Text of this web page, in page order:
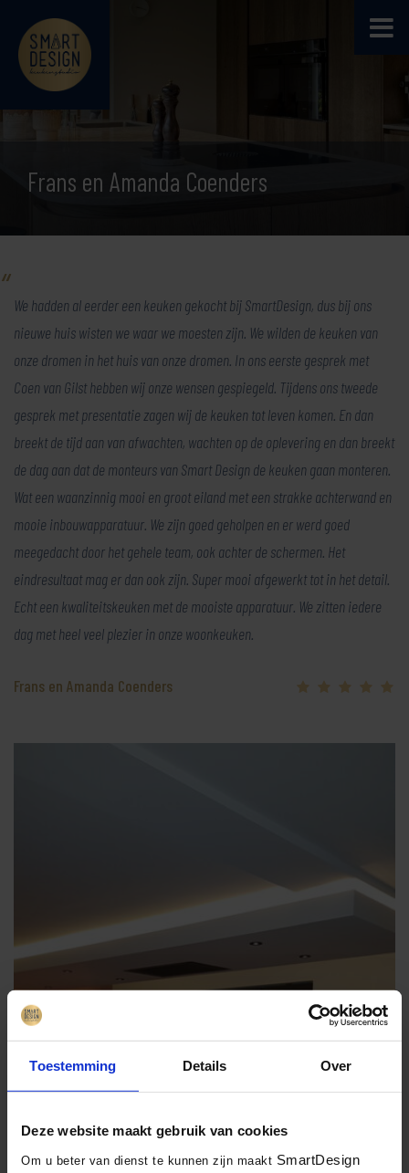
Toestemming Details Over
Deze website maakt gebruik van cookies
Om u beter van dienst te kunnen zijn maakt SmartDesign
Frans en Amanda Coenders
We hadden al eerder een keuken gekocht bij SmartDesign, dus bij ons
nieuwe huis wisten we waar we moesten zijn. We wilden de keuken van
onze dromen in het huis van onze dromen. In ons eerste gesprek met
Coen van Gilst hebben wij onze wensen gespiegeld. Tijdens ons tweede
gesprek met presentatie zagen wij de keuken tot leven komen. En dan
breekt de tijd aan van afwachten, wachten op de oplevering en dan breekt
de dag aan dat de monteurs van Smart Design de keuken gaan monteren.
Wat een waanzinnig mooi en groot eiland met een strakke achterwand en
mooie inbouwapparatuur. We zijn goed geholpen en er werd goed
meegedacht door het gehele team, ook achter de schermen. Het
eindresultaat mag er dan ook zijn. Super mooi afgewerkt tot in het detail.
Echt een kwaliteitskeuken met de mooiste apparatuur. We zitten iedere
dag met heel veel plezier in onze woonkeuken.
Frans en Amanda Coenders